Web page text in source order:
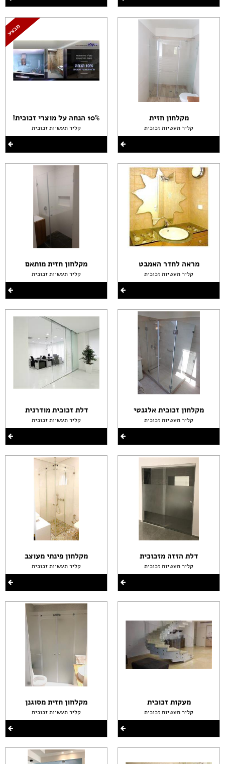
מקלחון חזית
קליר תעשיות זכוכית
מראה לחדר האמבט
קליר תעשיות זכוכית
מקלחון זכוכית אלגנטי
קליר תעשיות זכוכית
דלת הזזה מזכוכית
קליר תעשיות זכוכית
מעקות זכוכית
קליר תעשיות זכוכית
10% הנחה על מוצרי זכוכית!
קליר תעשיות זכוכית
מקלחון חזית מותאם
קליר תעשיות זכוכית
דלת זכוכית מודרנית
קליר תעשיות זכוכית
מקלחון פינתי מעוצב
קליר תעשיות זכוכית
מקלחון חזית מסוגנן
קליר תעשיות זכוכית